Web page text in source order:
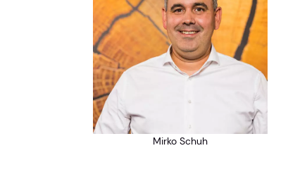
Mirko Schuh